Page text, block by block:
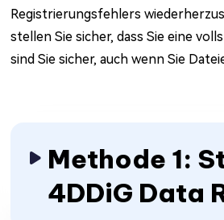
Registrierungsfehlers
stellen Sie sicher, dass Sie eine
sind Sie sicher, auch wenn Sie
Methode 1:
4DDiG Data